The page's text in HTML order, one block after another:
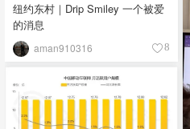
纽约东村｜Drip Smiley 一个被爱
的消息
aman910316 8